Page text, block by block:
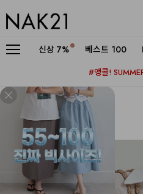
신상 7% 베스트 100
#앵콜!